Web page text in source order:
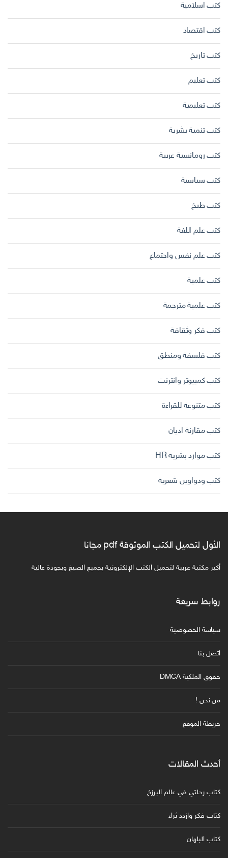
كتب اسلامية
كتب اقتصاد
كتب تاريخ
كتب تعليم
كتب تعليمية
كتب تنمية بشرية
كتب رومانسية عربية
كتب سياسية
كتب طبخ
كتب علم اللغة
كتب علم نفس واجتماع
كتب علمية
كتب علمية مترجمة
كتب فكر وثقافة
كتب فلسفة ومنطق
كتب كمبيوتر وانترنت
كتب متنوعة للقراءة
كتب مقارنة اديان
كتب موارد بشرية HR
كتب ودواوين شعرية
الأول لتحميل الكتب الموثوقة pdf مجانا
أكبر مكتبة عربية لتحميل الكتب الإلكترونية بجميع الصيغ وبجودة عالية
روابط سريعة
سياسة الخصوصية
اتصل بنا
حقوق الملكية DMCA
من نحن !
خريطة الموقع
أحدث المقالات
كتاب رحلتي في عالم البرزخ
كتاب فكر وازدد ثراء
كتاب البلهان